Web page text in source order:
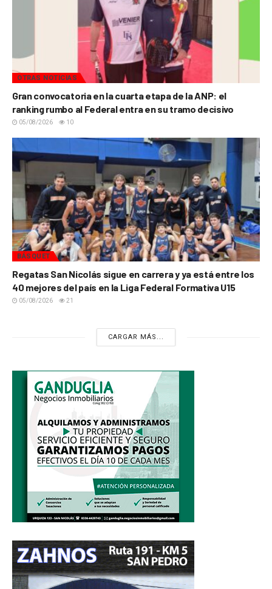
OTRAS NOTICIAS
Gran convocatoria en la cuarta etapa de la ANP: el
ranking rumbo al Federal entra en su tramo decisivo
05/08/2026 10
BÁSQUET
Regatas San Nicolás sigue en carrera y ya está entre los
40 mejores del país en la Liga Federal Formativa U15
05/08/2026 21
CARGAR MÁS...